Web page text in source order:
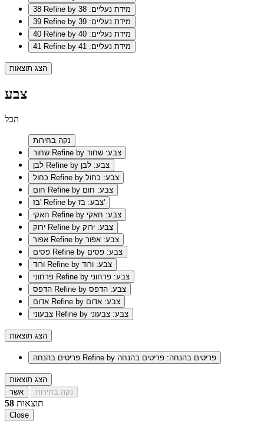
38
Refine by מידת נעליים: 38
39
Refine by מידת נעליים: 39
40
Refine by מידת נעליים: 40
41
Refine by מידת נעליים: 41
הצג תוצאות
צבע
הכל
נקה בחירות
Refine by צבע: שחור
Refine by צבע: לבן
Refine by צבע: כחול
Refine by צבע: חום
בז'
Refine by צבע: בז'
Refine by צבע: חאקי
Refine by צבע: ירוק
Refine by צבע: אפור
Refine by צבע: פסים
Refine by צבע: ורוד
Refine by צבע: פרחוני
Refine by צבע: הדפס
Refine by צבע: אדום
Refine by צבע: צבעוני
הצג תוצאות
Refine by פריטים בהנחה: פריטים בהנחה
הצג תוצאות
אשר
נקה בחירות
58 תוצאות
Close